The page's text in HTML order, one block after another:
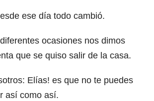
ese día todo cambió.
ocasiones nos dimos
que se quiso salir de la casa.
Elías! es que no te puedes
así como así.